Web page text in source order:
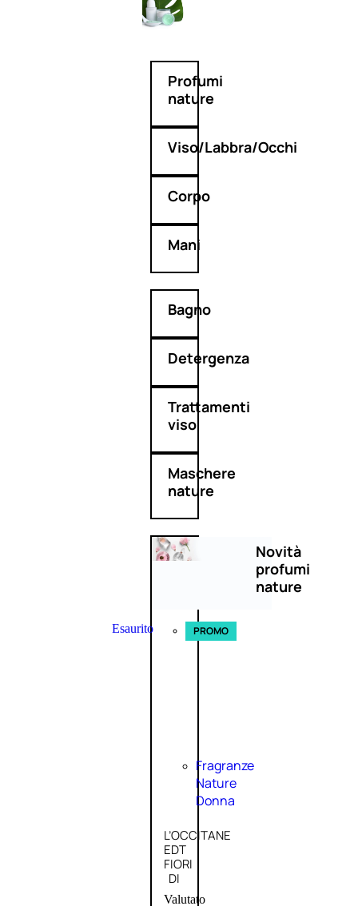
Profumi
nature
Viso/Labbra/Occhi
Corpo
Mani
Bagno
Detergenza
Trattamenti
viso
Maschere
nature
Novità
profumi
nature
Esaurito PROMO
Fragranze
Nature
Donna
L’OCCITANE
EDT
FIORI
DI
Valutato